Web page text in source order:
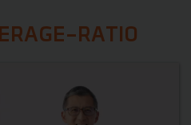
RATIO